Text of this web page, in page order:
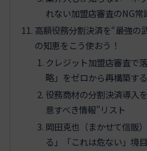
れない加盟店審査のNG常
高額役務分割決済を“最強の
の知恵をこう使おう！
クレジット加盟店審査で
略」をゼロから再構築す
役務商材の分割決済導入
意すべき情報”リスト
岡田克也（まかせて信販
る」「これは危ない」境